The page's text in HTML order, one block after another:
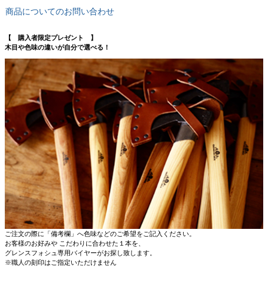
商品についてのお問い合わせ
【 購入者限定プレゼント 】
木目や色味の違いが自分で選べる！
ご注文の際に「備考欄」へ色味などのご希望をご記入ください。
お客様のお好みや こだわりに合わせた１本を、
グレンスフォシュ専用バイヤーがお探し致します。
※職人の刻印はご指定いただけません